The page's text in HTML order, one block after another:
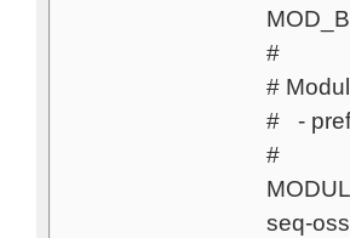
#
#
# -
#
seq-